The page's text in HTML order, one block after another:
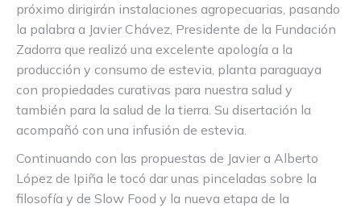
próximo dirigirán instalaciones agropecuarias, pasando
la palabra a Javier Chávez, Presidente de la Fundación
Zadorra que realizó una excelente apología a la
producción y consumo de estevia, planta paraguaya
con propiedades curativas para nuestra salud y
también para la salud de la tierra. Su disertación la
acompañó con una infusión de estevia.
Continuando con las propuestas de Javier a Alberto
López de Ipiña le tocó dar unas pinceladas sobre la
filosofía y de Slow Food y la nueva etapa de la